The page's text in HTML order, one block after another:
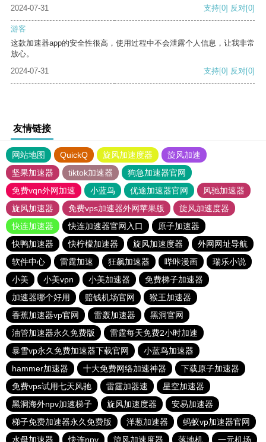
2024-07-31
支持[0] 反对[0]
游客
这款加速器app的安全性很高，使用过程中不会泄露个人信息，让我非常
放心。
2024-07-31
支持[0] 反对[0]
友情链接
网站地图 QuickQ 旋风加速度器
旋风加速
坚果加速器
tiktok加速器
狗急加速器官网
免费vqn外网加速
小蓝鸟 优途加速器官网
风驰加速器
旋风加速器
免费vps加速器外网苹果版
旋风加速度器
快连加速器
快连加速器官网入口
原子加速器
快鸭加速器
快柠檬加速器 旋风加速度器
外网网址导航
软件中心
雷霆加速 狂飙加速器 哔咔漫画
瑞乐小说
小美
小美vpn 小美加速器
免费梯子加速器
加速器哪个好用
赔钱机场官网
猴王加速器
香蕉加速器vp官网
雷轰加速器
黑洞官网
油管加速器永久免费版
雷霆每天免费2小时加速
暴雪vp永久免费加速器下载官网
小蓝鸟加速器
hammer加速器
十大免费网络加速神器
下载原子加速器
免费vps试用七天风驰
雷霆加器速
星空加速器
黑洞海外npv加速梯子
旋风加速度器
安易加速器
梯子免费加速器永久免费版
洋葱加速器
蚂蚁vp加速器官网
水母加速器
快连npv 旋风加速度器 落地机 一元机场